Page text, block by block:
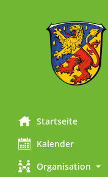
Startseite
Kalender
Organisation